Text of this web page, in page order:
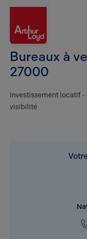
Bureaux à
27000
Investissement locatif
visibilité